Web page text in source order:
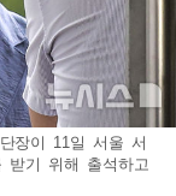
장이 11일 서울 서
받기 위해 출석하고